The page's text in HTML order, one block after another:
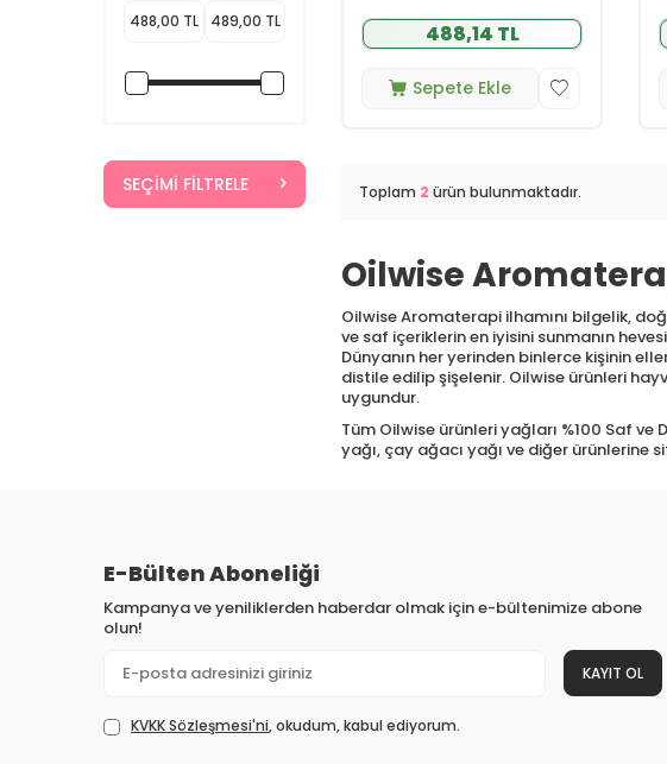
SEÇIMI FILTRELE
488,14 TL
Sepete Ekle
Toplam 2 ürün bulunmaktadır.
Oilwise
Oilwise Aromaterapi ilhamını bilgelik,
ve saf içeriklerin en iyisini sunmanın
Dünyanın her yerinden binlerce kişinin
distile edilip şişelenir. Oilwise ürünleri
uygundur.
Tüm Oilwise ürünleri yağları %100 Saf
yağı, çay ağacı yağı ve diğer ürünlerine
E-Bülten Aboneliği
Kampanya ve yeniliklerden haberdar olmak için e-bültenimize abone
olun!
KAYIT OL
KVKK Sözleşmesi'ni, okudum, kabul ediyorum.